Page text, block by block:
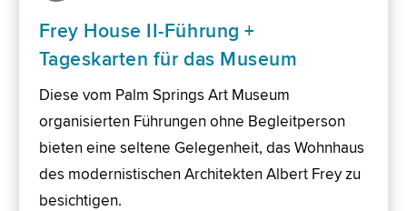
Frey House II-Führung +
Tageskarten für das Museum
Diese vom Palm Springs Art Museum
organisierten Führungen ohne Begleitperson
bieten eine seltene Gelegenheit, das Wohnhaus
des modernistischen Architekten Albert Frey zu
besichtigen.